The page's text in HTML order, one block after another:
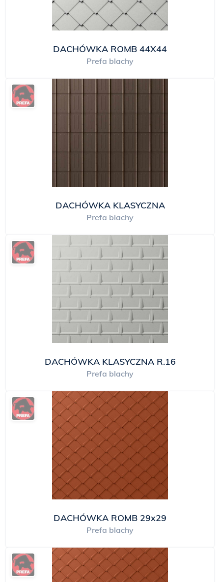
DACHÓWKA ROMB 44X44
Prefa blachy
DACHÓWKA KLASYCZNA
Prefa blachy
DACHÓWKA KLASYCZNA R.16
Prefa blachy
DACHÓWKA ROMB 29x29
Prefa blachy